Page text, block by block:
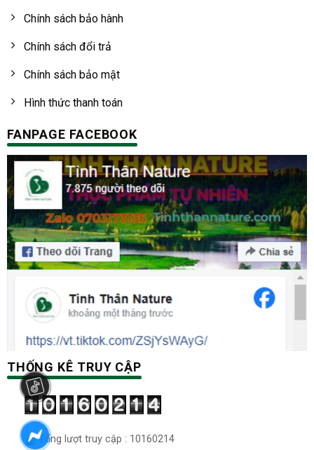
Chính sách bảo hành
Chính sách đổi trả
Chính sách bảo mật
Hình thức thanh toán
FANPAGE FACEBOOK
THỐNG KÊ TRUY CẬP
Tổng lượt truy cập : 10160214